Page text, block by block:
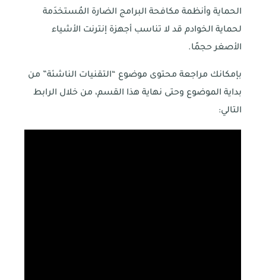
الحماية وأنظمة مكافحة البرامج الضارة المُستخدَمة
لحماية الخوادم قد لا تناسب أجهزة إنترنت الأشياء
الأصغر حجمًا.
بإمكانك مراجعة محتوى موضوع “التقنيات الناشئة” من
بداية الموضوع وحتى نهاية هذا القسم، من خلال الرابط
التالي: